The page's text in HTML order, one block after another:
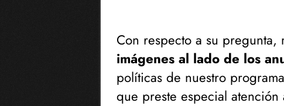
Con respecto a su
imágenes al lado de los
políticas de nuestro programa
que preste especial